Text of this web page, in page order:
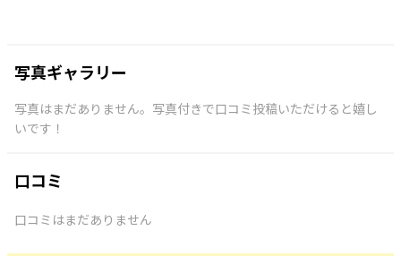
写真ギャラリー
写真はまだありません。写真付きで口コミ投稿いただけると嬉し
いです！
口コミ
口コミはまだありません